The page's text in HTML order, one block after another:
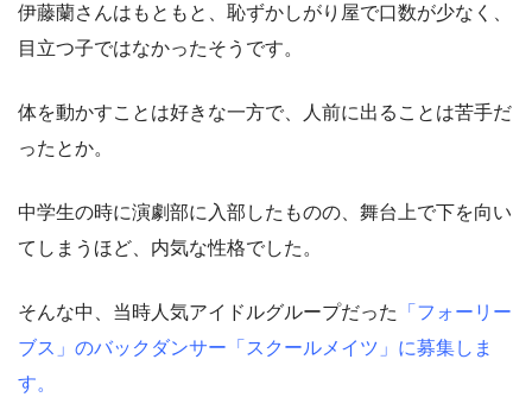
伊藤蘭さんはもともと、恥ずかしがり屋で口数が少なく、
目立つ子ではなかったそうです。
体を動かすことは好きな一方で、人前に出ることは苦手だ
ったとか。
中学生の時に演劇部に入部したものの、舞台上で下を向い
てしまうほど、内気な性格でした。
そんな中、当時人気アイドルグループだった
「フォーリー
ブス」のバックダンサー「スクールメイツ」に募集しま
す。